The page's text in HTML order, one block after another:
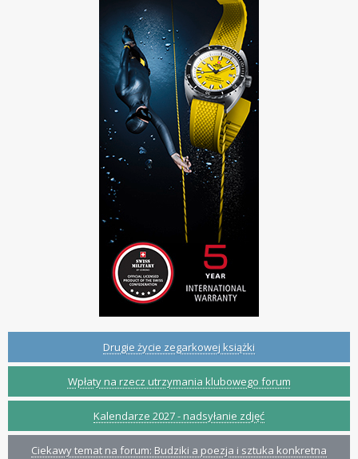
Drugie życie zegarkowej książki
Wpłaty na rzecz utrzymania klubowego forum
Kalendarze 2027 - nadsyłanie zdjęć
Ciekawy temat na forum: Budziki a poezja i sztuka konkretna